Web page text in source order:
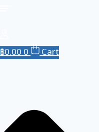
฿0.000 Cart